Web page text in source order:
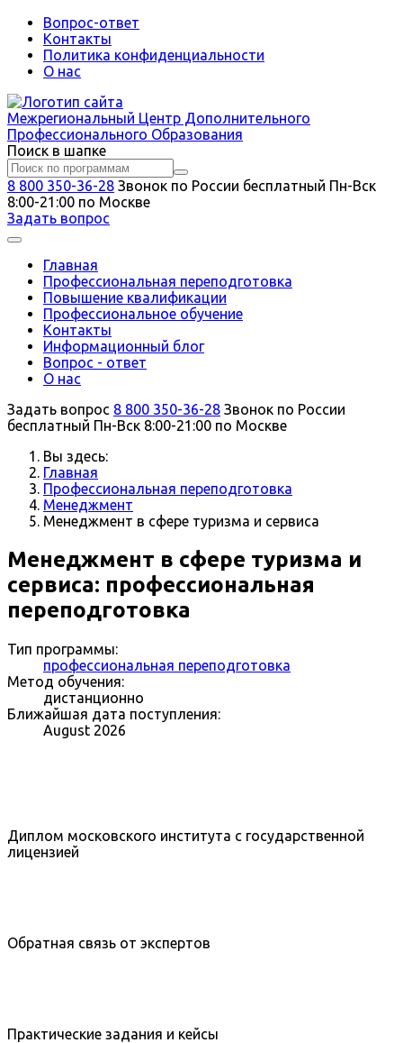
Вопрос-ответ
Контакты
Политика конфиденциальности
О нас
Межрегиональный Центр Дополнительного
Профессионального Образования
Поиск в шапке
8 800 350-36-28 Звонок по России бесплатный Пн-Вск
8:00-21:00 по Москве
Задать вопрос
Главная
Профессиональная переподготовка
Повышение квалификации
Профессиональное обучение
Контакты
Информационный блог
Вопрос - ответ
О нас
Задать вопрос 8 800 350-36-28 Звонок по России
бесплатный Пн-Вск 8:00-21:00 по Москве
Вы здесь:
Главная
Профессиональная переподготовка
Менеджмент
Менеджмент в сфере туризма и сервиса
Менеджмент в сфере туризма и
сервиса: профессиональная
переподготовка
Тип программы:
профессиональная переподготовка
Метод обучения:
дистанционно
Ближайшая дата поступления:
August 2026
Диплом московского института с государственной
лицензией
Обратная связь от экспертов
Практические задания и кейсы